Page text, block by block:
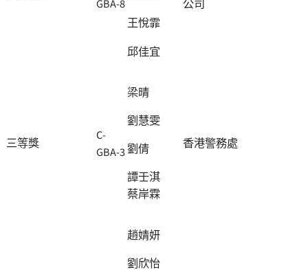
GBA-8
王悅霏
邱佳宜
公司
三等獎
C-
GBA-3
梁晴
劉慧雯
劉倩
譚壬淇
蔡岸霖
香港警務處
趙婧妍
劉欣怡